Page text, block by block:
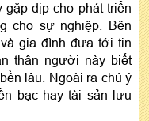
dịp cho phát triển
cho sự nghiệp. Bên
gia đình đưa tới tin
thân người này biết
lâu. Ngoài ra chú ý
bạc hay tài sản lưu